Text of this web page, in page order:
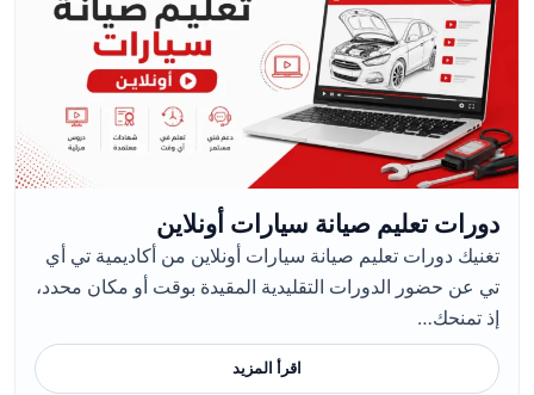
دورات تعليم صيانة سيارات أونلاين
تغنيك دورات تعليم صيانة سيارات أونلاين من أكاديمية تي أي
تي عن حضور الدورات التقليدية المقيدة بوقت أو مكان محدد،
إذ تمنحك…
اقرأ المزيد